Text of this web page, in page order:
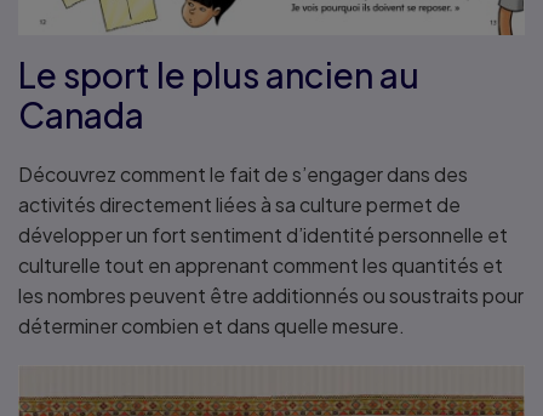
Le sport le plus ancien au
Canada
Découvrez comment le fait de s’engager dans des
activités directement liées à sa culture permet de
développer un fort sentiment d’identité personnelle et
culturelle tout en apprenant comment les quantités et
les nombres peuvent être additionnés ou soustraits pour
déterminer combien et dans quelle mesure.